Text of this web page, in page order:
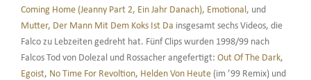
Coming Home (Jeanny Part 2, Ein Jahr Danach), Emotional , und
Mutter, Der Mann Mit Dem Koks Ist Da insgesamt sechs Videos, die
Falco zu Lebzeiten gedreht hat. Fünf Clips wurden 1998/99 nach
Falcos Tod von Dolezal und Rossacher angefertigt: Out Of The Dark,
Egoist, No Time For Revoltion, Helden Von Heute(im ’99 Remix) und